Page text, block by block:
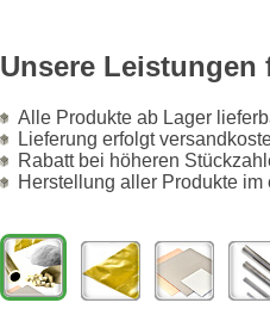
Unsere Leistungen
Alle Produkte ab Lager
Lieferung erfolgt
Rabatt bei höheren
Herstellung aller Produkte im